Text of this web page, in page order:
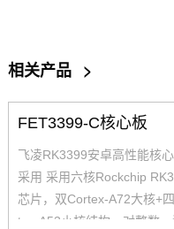
相关产品 >
FET3399-C核心板
飞凌RK3399安卓高性能核
采用 采用六核Rockchip
芯片，双Cortex-A72大核+四
tex-A53小核结构，对整数、